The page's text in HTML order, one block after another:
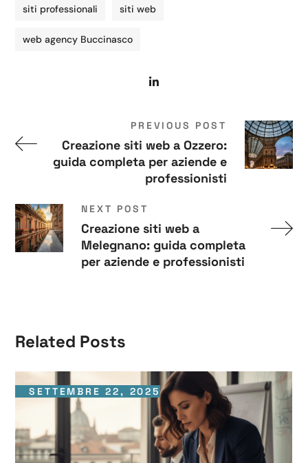
siti professionali siti web
web agency Buccinasco
PREVIOUS POST
Creazione siti web a Ozzero:
guida completa per aziende e
professionisti
NEXT POST
Creazione siti web a
Melegnano: guida completa
per aziende e professionisti
Related Posts
SETTEMBRE 22, 2025